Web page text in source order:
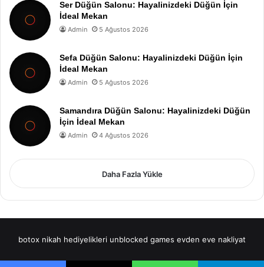
Ser Düğün Salonu: Hayalinizdeki Düğün İçin
İdeal Mekan
Admin 5 Ağustos 2026
Sefa Düğün Salonu: Hayalinizdeki Düğün İçin
İdeal Mekan
Admin 5 Ağustos 2026
Samandıra Düğün Salonu: Hayalinizdeki Düğün
İçin İdeal Mekan
Admin 4 Ağustos 2026
Daha Fazla Yükle
botox nikah hediyelikleri unblocked games evden eve nakliyat